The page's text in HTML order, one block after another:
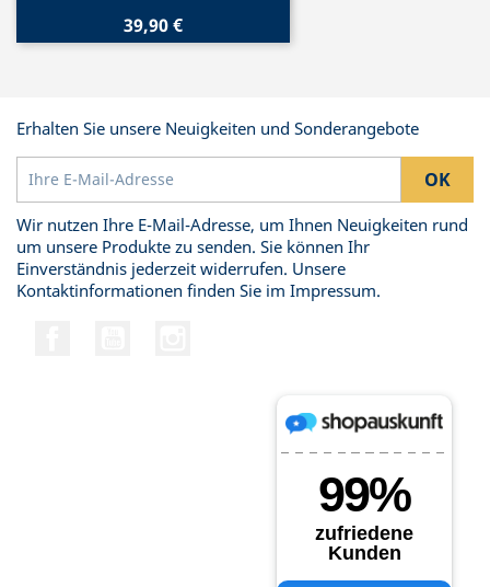
39,90 €
Erhalten Sie unsere Neuigkeiten und Sonderangebote
Wir nutzen Ihre E-Mail-Adresse, um Ihnen Neuigkeiten rund
um unsere Produkte zu senden. Sie können Ihr
Einverständnis jederzeit widerrufen. Unsere
Kontaktinformationen finden Sie im Impressum.